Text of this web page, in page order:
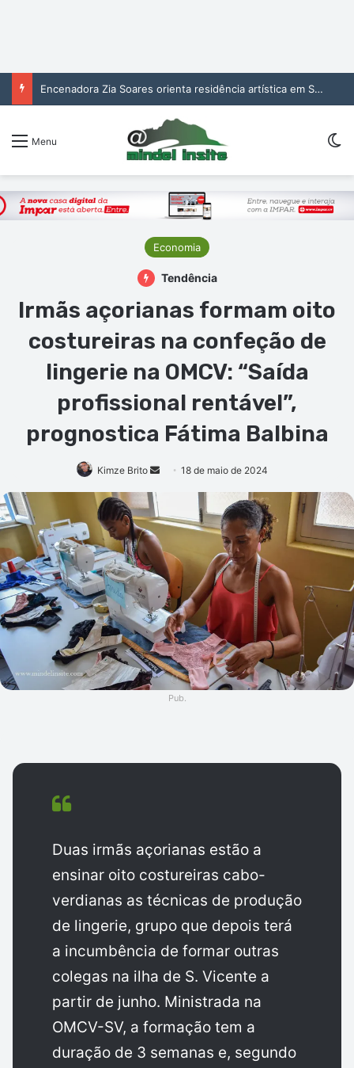
Encenadora Zia Soares orienta residência artística em São Vicente
Menu
Economia
Tendência
Irmãs açorianas formam oito
costureiras na confeção de
lingerie na OMCV: “Saída
profissional rentável”,
prognostica Fátima Balbina
Kimze Brito
Mande
mail
18 de maio de 2024
Pub.
Duas irmãs açorianas estão a
ensinar oito costureiras cabo-
verdianas as técnicas de produção
de lingerie, grupo que depois terá
a incumbência de formar outras
colegas na ilha de S. Vicente a
partir de junho. Ministrada na
OMCV-SV, a formação tem a
duração de 3 semanas e, segundo